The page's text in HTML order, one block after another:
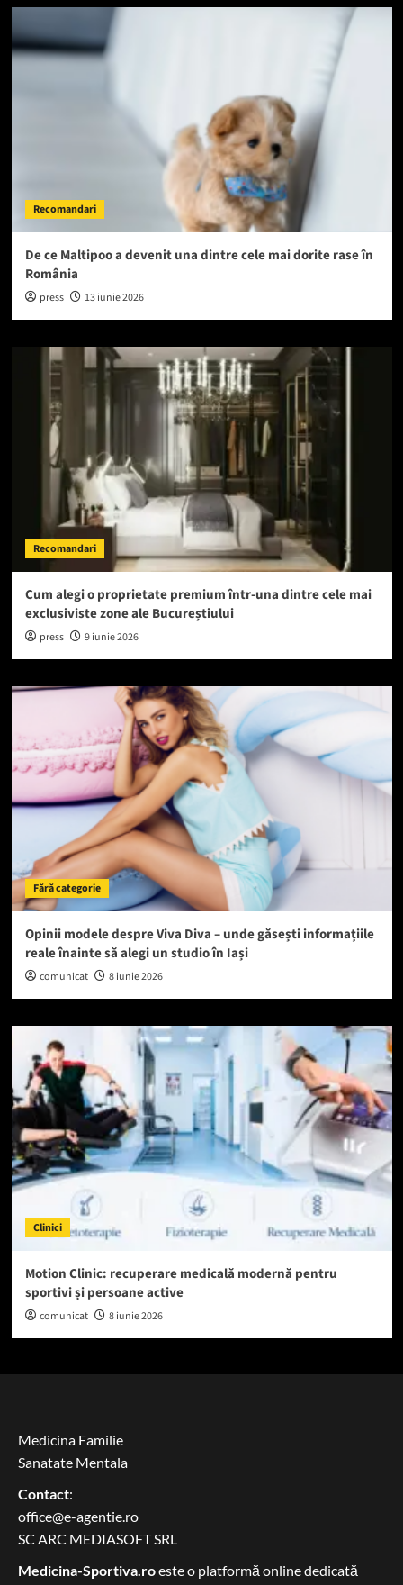
Recomandari
De ce Maltipoo a devenit una dintre cele mai dorite rase în
România
press 13 iunie 2026
Recomandari
Cum alegi o proprietate premium într-una dintre cele mai
exclusiviste zone ale Bucureștiului
press 9 iunie 2026
Fără categorie
Opinii modele despre Viva Diva – unde găsești informațiile
reale înainte să alegi un studio în Iași
comunicat 8 iunie 2026
Clinici
Motion Clinic: recuperare medicală modernă pentru
sportivi și persoane active
comunicat 8 iunie 2026
Medicina Familie
Sanatate Mentala
Contact:
office@e-agentie.ro
SC ARC MEDIASOFT SRL
Medicina-Sportiva.roeste o platformă online dedicată